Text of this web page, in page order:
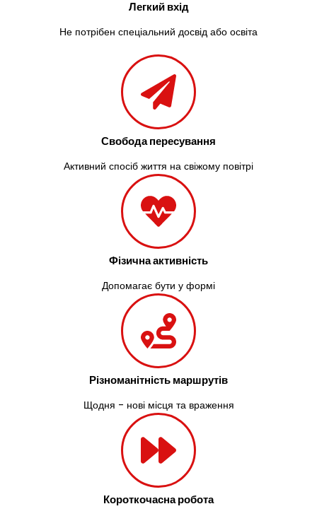
Легкий вхід
Не потрібен спеціальний досвід або освіта
Свобода пересування
Активний спосіб життя на свіжому повітрі
Фізична активність
Допомагає бути у формі
Різноманітність маршрутів
Щодня - нові місця та враження
Короткочасна робота